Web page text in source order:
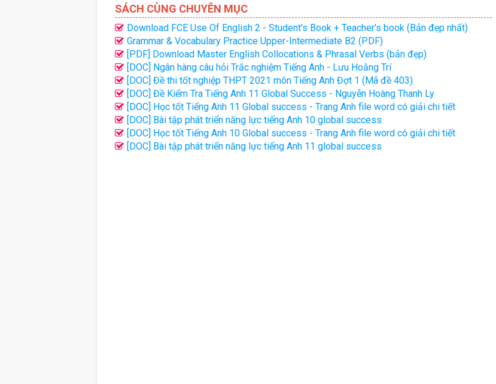
SÁCH CÙNG CHUYÊN MỤC
Download FCE Use Of English 2 - Student's Book + Teacher's book (Bản đẹp nhất)
Grammar & Vocabulary Practice Upper-Intermediate B2 (PDF)
[PDF] Download Master English Collocations & Phrasal Verbs (bản đẹp)
[DOC] Ngân hàng câu hỏi Trắc nghiệm Tiếng Anh - Lưu Hoằng Trí
[DOC] Đề thi tốt nghiệp THPT 2021 môn Tiếng Anh Đợt 1 (Mã đề 403)
[DOC] Đề Kiểm Tra Tiếng Anh 11 Global Success - Nguyễn Hoàng Thanh Ly
[DOC] Học tốt Tiếng Anh 11 Global success - Trang Anh file word có giải chi tiết
[DOC] Bài tập phát triển năng lực tiếng Anh 10 global success
[DOC] Học tốt Tiếng Anh 10 Global success - Trang Anh file word có giải chi tiết
[DOC] Bài tập phát triển năng lực tiếng Anh 11 global success